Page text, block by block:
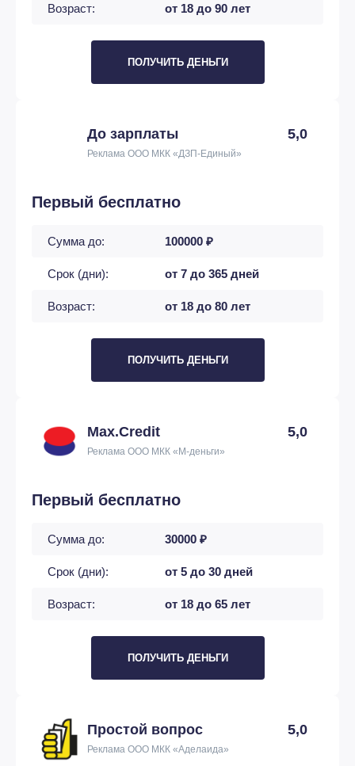
Возраст: от 18 до 90 лет
ПОЛУЧИТЬ ДЕНЬГИ
До зарплаты 5,0
Реклама ООО МКК «ДЗП-Единый»
Первый бесплатно
Сумма до: 100000 ₽
Срок (дни): от 7 до 365 дней
Возраст: от 18 до 80 лет
ПОЛУЧИТЬ ДЕНЬГИ
Max.Credit 5,0
Реклама ООО МКК «М-деньги»
Первый бесплатно
Сумма до: 30000 ₽
Срок (дни): от 5 до 30 дней
Возраст: от 18 до 65 лет
ПОЛУЧИТЬ ДЕНЬГИ
Простой вопрос 5,0
Реклама ООО МКК «Аделаида»